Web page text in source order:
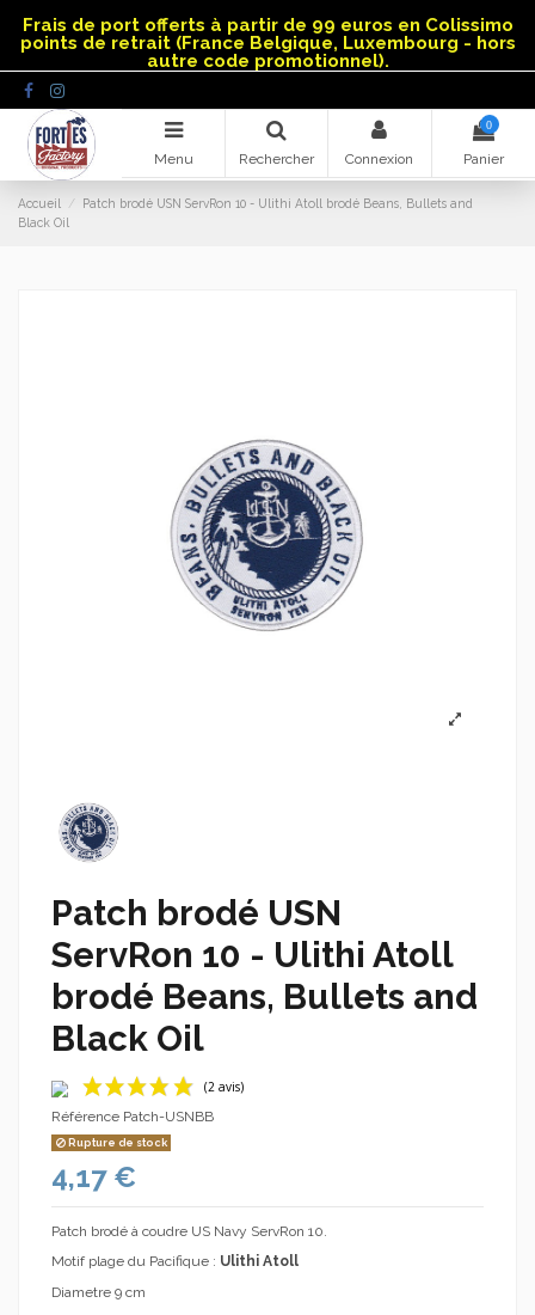
Frais de port offerts à partir de 99 euros en Colissimo
points de retrait (France Belgique, Luxembourg - hors
autre code promotionnel).
Menu Rechercher Connexion
0
Panier
Accueil
Patch brodé USN ServRon 10 - Ulithi Atoll brodé Beans, Bullets and
Black Oil
Patch brodé USN
ServRon 10 - Ulithi Atoll
brodé Beans, Bullets and
Black Oil
Référence Patch-USNBB
Rupture de stock
4,17 €
Patch brodé à coudre US Navy ServRon 10.
Motif plage du Pacifique : Ulithi Atoll
Diametre 9 cm